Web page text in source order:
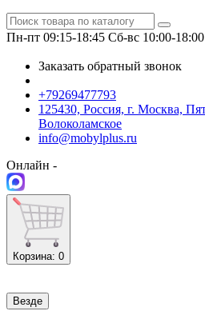
Пн-пт 09:15-18:45 Сб-вс 10:00-18:00
Заказать обратный звонок
+79269477793
125430, Россия, г. Москва,
Волоколамское
info@mobylplus.ru
Онлайн -
Корзина: 0
Везде